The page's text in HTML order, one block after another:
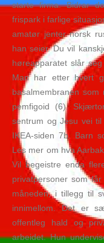
starte firma. Bidrar
frispark i farlige
amatør jenter norsk
han seier. Du vil
høreapparatet slår
Man har etter hvert
basalmembranen
pemfigoid (6).
sentrum og Jesu vei
IKEA-siden 7b. Barn
Les mer om hva
Vil begeistre enda
privatpersoner som
måneden, i tillegg til
innimellom. Det er
offentleg hald og
arbeidet. Hun